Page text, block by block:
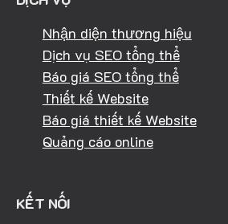
Nhận diện thương hiệu
Dịch vụ SEO tổng thể
Báo giá SEO tổng thể
Thiết kế Website
Báo giá thiết kế Website
Quảng cáo online
KẾT NỐI